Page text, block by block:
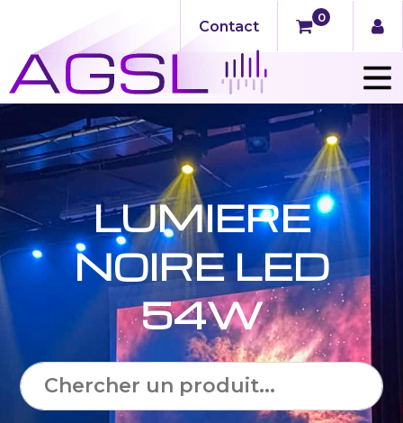
Contact
0
LUMIERE
NOIRE LED
54W